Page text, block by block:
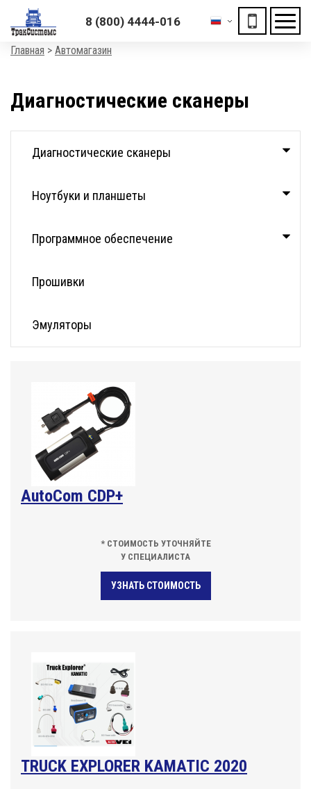
8 (800) 4444-016
Строка
Главная Автомагазин
Диагностические сканеры
Диагностические сканеры
Ноутбуки и планшеты
Программное обеспечение
Прошивки
Эмуляторы
AutoCom CDP+
* СТОИМОСТЬ УТОЧНЯЙТЕ
У СПЕЦИАЛИСТА
УЗНАТЬ СТОИМОСТЬ
TRUCK EXPLORER KAMATIC 2020
«Получи скидку на отключение автомобиля»